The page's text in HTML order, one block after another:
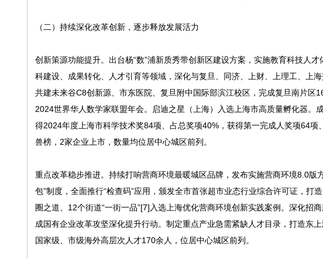
（二）持续深化改革创新，逐步释放发展活力
创新策源功能提升。出台杨“数”浦新质秀带创新区建设方案，实施教育科技人
科建设、成果转化、人才引育等领域，深化与复旦、同济、上财、上理工、上
共建未来谷C8创新源、市东医院、复旦附中国际部滨江校区，完成复旦南片
2024世界华人数学家联盟年会。启迪之星（上海）入选上海市高质量孵化器
得2024年度上海市科学技术奖84项、占总奖项40%，获得第一完成人奖项64
兽榜，2家企业上市，数量均位居中心城区前列。
重点改革稳步推进。持续打响营商环境最暖城区品牌，发布实施营商环境8.0版
包”制度，全面推行“检查码”应用，颁发全市首张超市业态行业综合许可证，打
圈之道、12个街道“一街一品”[7]入选上海优化营商环境创新实践案例。深化招
成国有企业改革攻坚深化提升行动。制定重点产业急需紧缺人才目录，打造东
国家级、市级海外高层次人才170余人，位居中心城区前列。